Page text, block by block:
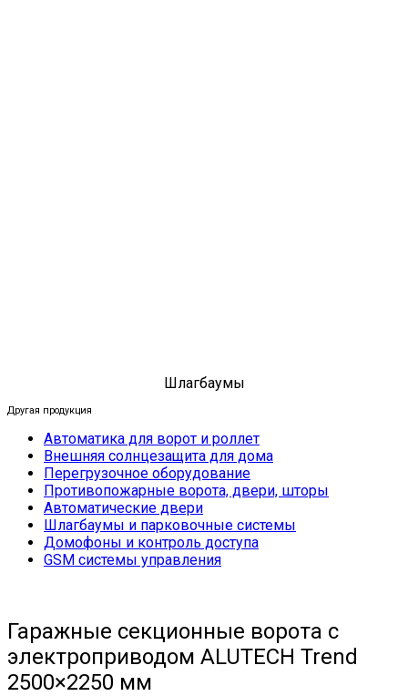
Шлагбаумы
Другая продукция
Автоматика для ворот и роллет
Внешняя солнцезащита для дома
Перегрузочное оборудование
Противопожарные ворота, двери, шторы
Автоматические двери
Шлагбаумы и парковочные системы
Домофоны и контроль доступа
GSM системы управления
Гаражные секционные ворота с
электроприводом ALUTECH Trend
2500×2250 мм